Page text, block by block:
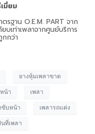
มี่ยม
รฐาน O.E.M. PART จาก
บเท่าเพลาจากศูนย์บริการ
กกว่า
ยางหุ้มเพลาขาด
น้า เพลา
ขับหน้า เพลารถแต่ง
ที่เพลา